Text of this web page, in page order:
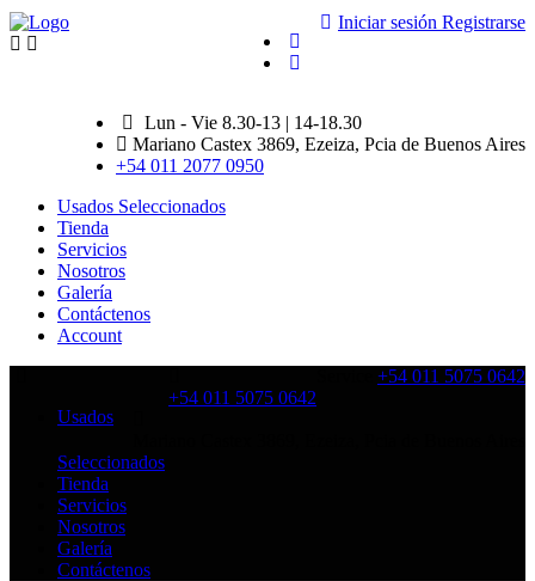
Iniciar sesión Registrarse
Lun - Vie 8.30-13 | 14-18.30
Mariano Castex 3869, Ezeiza, Pcia de Buenos Aires
+54 011 2077 0950
Usados Seleccionados
Tienda
Servicios
Nosotros
Galería
Contáctenos
Account
+54 011 5075 0642
+54 011 5075 0642
Usados
Seleccionados
Tienda
Servicios
Nosotros
Galería
Contáctenos